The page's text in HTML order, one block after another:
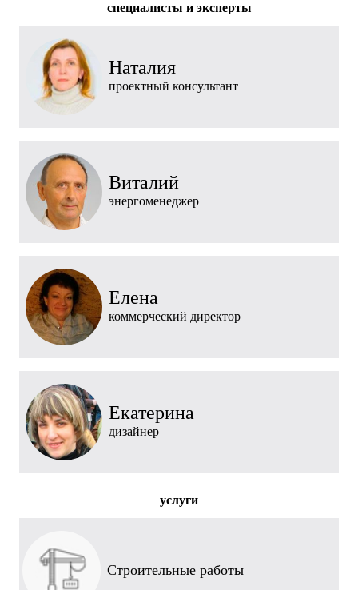
cпециалисты и эксперты
Наталия
проектный консультант
Виталий
энергоменеджер
Елена
коммерческий директор
Екатерина
дизайнер
услуги
Строительные работы